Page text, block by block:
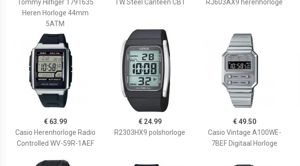
Tommy Hilfiger 1791635
Heren Horloge 44mm
5ATM
TW Steel Canteen CB1
RJ603AX9 herenhorloge
€ 63.99
Casio Herenhorloge Radio
Controlled WV-59R-1AEF
€ 24.99
R2303HX9 polshorloge
€ 49.50
Casio Vintage A100WE-
7BEF Digitaal Horloge